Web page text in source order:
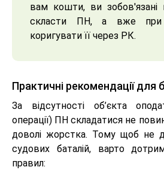
вам кошти, ви зобов'язані
скласти ПН, а вже при
коригувати її через РК.
Практичні рекомендації для
За відсутності об’єкта
операції) ПН складатися не
доволі жорстка. Тому щоб не
судових баталій, варто
правил: